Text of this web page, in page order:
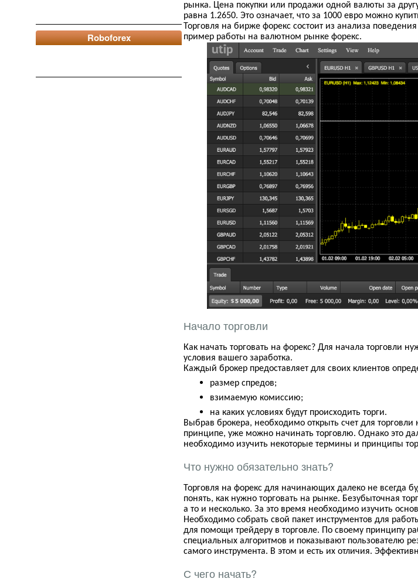
Roboforex
рынка. Цена покупки или продажи одной валюты за
равна 1.2650. Это означает, что за 1000 евро можно
Торговля на бирже форекс состоит из анализа
пример работы на валютном рынке форекс.
Начало торговли
Как начать торговать на форекс? Для начала торговли
условия вашего заработка.
Каждый брокер предоставляет для своих клиентов
размер спредов;
взимаемую комиссию;
на каких условиях будут происходить торги.
Выбрав брокера, необходимо открыть счет для
принципе, уже можно начинать торговлю. Однако это
необходимо изучить некоторые термины и принципы
Что нужно обязательно знать?
Торговля на форекс для начинающих далеко не всегда
понять, как нужно торговать на рынке. Безубыточная
а то и несколько. За это время необходимо изучить
Необходимо собрать свой пакет инструментов для
для помощи трейдеру в торговле. По своему принципу
специальных алгоритмов и показывают пользователю
самого инструмента. В этом и есть их отличия.
С чего начать?